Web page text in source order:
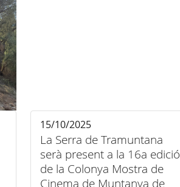
La Serra de Tramuntana
serà present a la 16a edició
de la Colonya Mostra de
Cinema de Muntanya de
15/10/2025